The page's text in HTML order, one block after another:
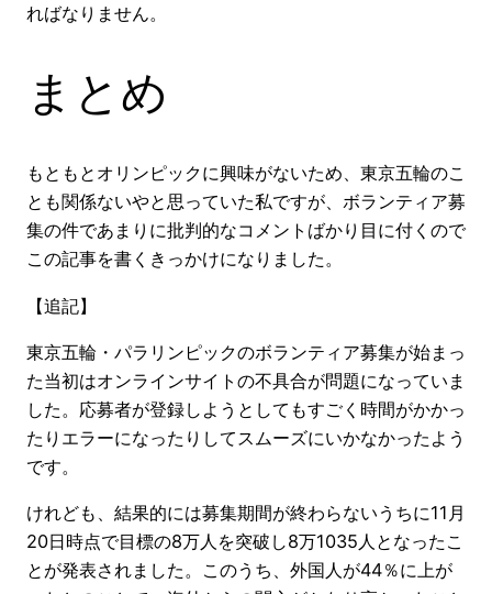
ればなりません。
まとめ
もともとオリンピックに興味がないため、東京五輪のこ
とも関係ないやと思っていた私ですが、ボランティア募
集の件であまりに批判的なコメントばかり目に付くので
この記事を書くきっかけになりました。
【追記】
東京五輪・パラリンピックのボランティア募集が始まっ
た当初はオンラインサイトの不具合が問題になっていま
した。応募者が登録しようとしてもすごく時間がかかっ
たりエラーになったりしてスムーズにいかなかったよう
です。
けれども、結果的には募集期間が終わらないうちに11月
20日時点で目標の8万人を突破し8万1035人となったこ
とが発表されました。このうち、外国人が44％に上が